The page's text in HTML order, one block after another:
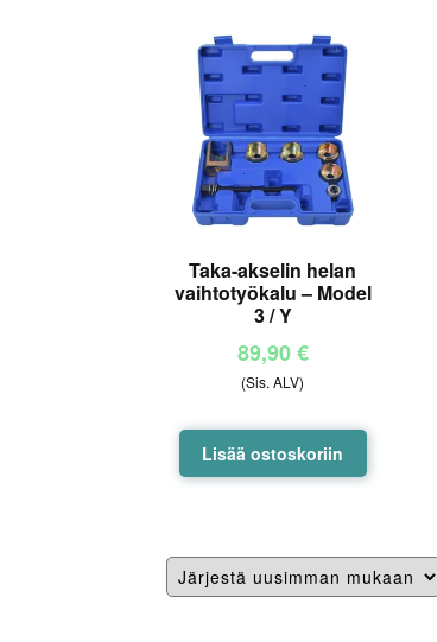
Taka-akselin helan
vaihtotyökalu – Model
3 / Y
89,90€
(Sis. ALV)
Lisää ostoskoriin